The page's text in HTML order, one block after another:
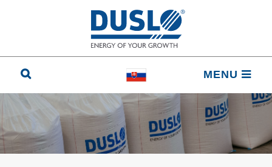
MENU